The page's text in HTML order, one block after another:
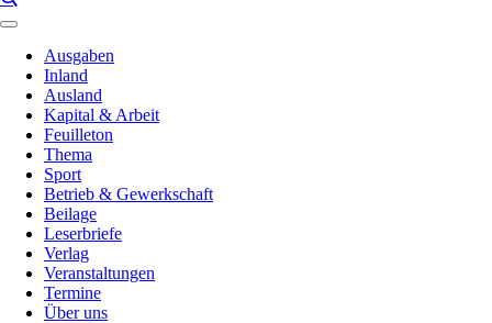
Ausgaben
Inland
Ausland
Kapital & Arbeit
Feuilleton
Thema
Sport
Betrieb & Gewerkschaft
Beilage
Leserbriefe
Verlag
Veranstaltungen
Termine
Über uns